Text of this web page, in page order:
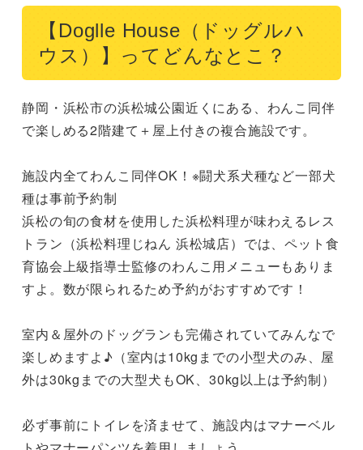
【Doglle House（ドッグルハ
ウス）】ってどんなとこ？
静岡・浜松市の浜松城公園近くにある、わんこ同伴
で楽しめる2階建て＋屋上付きの複合施設です。
施設内全てわんこ同伴OK！※闘犬系犬種など一部犬
種は事前予約制
浜松の旬の食材を使用した浜松料理が味わえるレス
トラン（浜松料理じねん 浜松城店）では、ペット食
育協会上級指導士監修のわんこ用メニューもありま
すよ。数が限られるため予約がおすすめです！
室内＆屋外のドッグランも完備されていてみんなで
楽しめますよ♪（室内は10kgまでの小型犬のみ、屋
外は30kgまでの大型犬もOK、30kg以上は予約制）
必ず事前にトイレを済ませて、施設内はマナーベル